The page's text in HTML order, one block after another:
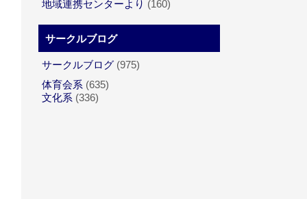
地域連携センターより (160)
サークルブログ
サークルブログ (975)
体育会系 (635)
文化系 (336)